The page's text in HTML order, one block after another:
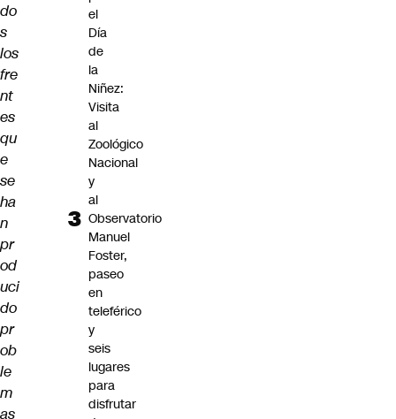
do
s
los
fre
nt
es
qu
e
se
ha
n
pr
od
uci
do
pr
ob
le
m
as
el
Día
de
la
Niñez:
Visita
al
Zoológico
Nacional
y
al
Observatorio
Manuel
Foster,
paseo
en
teleférico
y
seis
lugares
para
disfrutar